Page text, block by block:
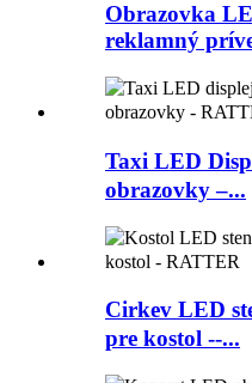
Obrazovka
reklamný
Taxi LED
obrazovky –...
Cirkev LED
pre kostol --...